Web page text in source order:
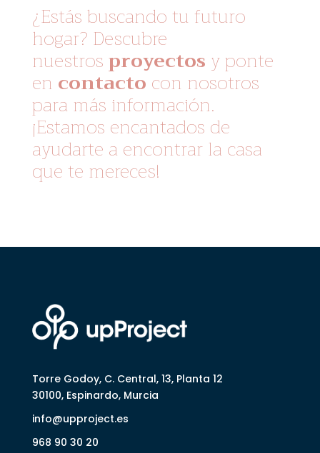
¿Estás buscando tu futuro
hogar? Descubre
nuestrosproyectos y ponte
en contacto con nosotros
para más información.
¡Estamos encantados de
ayudarte a encontrar la casa
que te mereces!
Torre Godoy, C. Central, 13, Planta 12
30100, Espinardo, Murcia
info@upproject.es
968 90 30 20